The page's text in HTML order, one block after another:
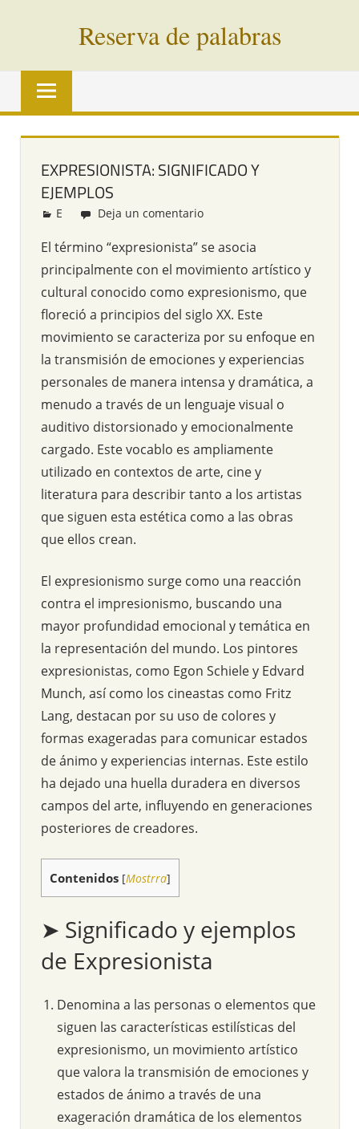
Reserva de palabras
Palabras
vías
todo
EXPRESIONISTA: SIGNIFICADO Y
EJEMPLOS
Redacción
E Deja un comentario
El término “expresionista” se asocia
principalmente con el movimiento artístico y
cultural conocido como expresionismo, que
floreció a principios del siglo XX. Este
movimiento se caracteriza por su enfoque en
la transmisión de emociones y experiencias
personales de manera intensa y dramática, a
menudo a través de un lenguaje visual o
auditivo distorsionado y emocionalmente
cargado. Este vocablo es ampliamente
utilizado en contextos de arte, cine y
literatura para describir tanto a los artistas
que siguen esta estética como a las obras
que ellos crean.
El expresionismo surge como una reacción
contra el impresionismo, buscando una
mayor profundidad emocional y temática en
la representación del mundo. Los pintores
expresionistas, como Egon Schiele y Edvard
Munch, así como los cineastas como Fritz
Lang, destacan por su uso de colores y
formas exageradas para comunicar estados
de ánimo y experiencias internas. Este estilo
ha dejado una huella duradera en diversos
campos del arte, influyendo en generaciones
posteriores de creadores.
Contenidos [Mostrra]
➤ Significado y ejemplos
de Expresionista
Denomina a las personas o elementos que
siguen las características estilísticas del
expresionismo, un movimiento artístico
que valora la transmisión de emociones y
estados de ánimo a través de una
exageración dramática de los elementos